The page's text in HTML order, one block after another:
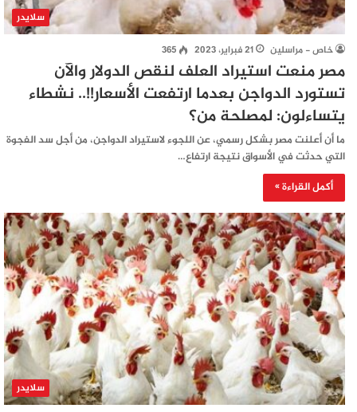
سلايدر
خاص - مراسلين 21 فبراير، 2023 365
مصر منعت استيراد العلف لنقص الدولار والآن
تستورد الدواجن بعدما ارتفعت الأسعار!!.. نشطاء
يتساءلون: لمصلحة من؟
ما أن أعلنت مصر بشكل رسمي، عن اللجوء لاستيراد الدواجن، من أجل سد الفجوة
التي حدثت في الأسواق نتيجة ارتفاع…
أكمل القراءة »
سلايدر